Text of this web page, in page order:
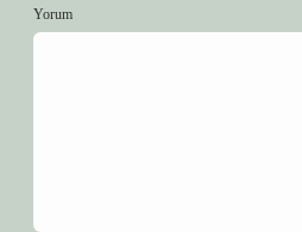
Yorum